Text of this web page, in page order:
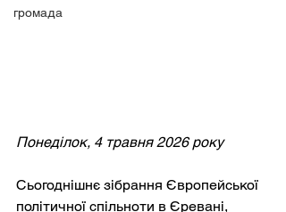
громада
Понеділок, 4 травня 2026 року
Сьогоднішнє зібрання Європейської
політичної спільноти в Єревані,